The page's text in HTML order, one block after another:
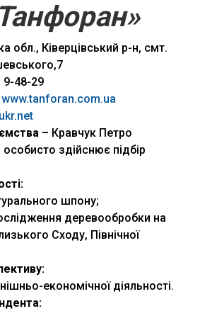
обл., Ківерцівський р-н, смт.
9-48-29
www.tanforan.com.ua
– Кравчук Петро
здійснює підбір
шпону;
деревообробки на
Сходу, Північної
економічної діяльності.